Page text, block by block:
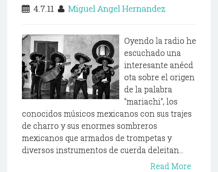
4.7.11 Miguel Angel Hernandez
Oyendo la radio he
escuchado una
interesante anécd
ota sobre el origen
de la palabra
"mariachi", los
conocidos músicos mexicanos con sus trajes
de charro y sus enormes sombreros
mexicanos que armados de trompetas y
diversos instrumentos de cuerda deleitan...
Read More